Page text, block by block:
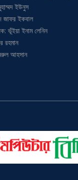
ইউনুস
জাফর ইকবাল
ভূঁইয়া ইনাম লেনিন
রহমান
আহসান